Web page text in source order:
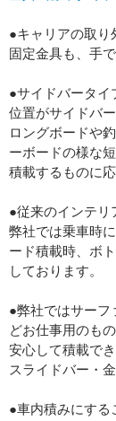
●キャリアの取り
固定金具も、手
●サイドバータイ
位置がサイドバ
ロングボードや
ーボードの様な
積載するものに
●従来のインテリ
弊社では乗車時
ード積載時、ボ
しております。
●弊社ではサーフ
どお仕事用のも
安心して積載で
スライドバー・
●車内積みにする